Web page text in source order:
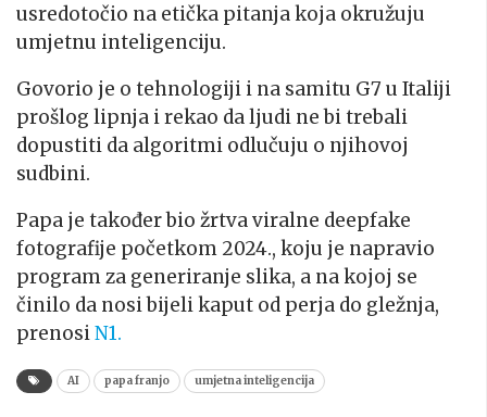
usredotočio na etička pitanja koja okružuju
umjetnu inteligenciju.
Govorio je o tehnologiji i na samitu G7 u Italiji
prošlog lipnja i rekao da ljudi ne bi trebali
dopustiti da algoritmi odlučuju o njihovoj
sudbini.
Papa je također bio žrtva viralne deepfake
fotografije početkom 2024., koju je napravio
program za generiranje slika, a na kojoj se
činilo da nosi bijeli kaput od perja do gležnja,
prenosiN1.
AI papa franjo umjetna inteligencija